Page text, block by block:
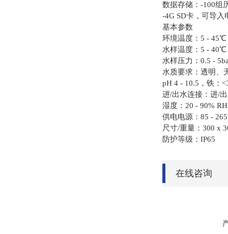
数据存储：-100组
-4G SD卡，可导
基本参数
环境温度：5 - 45℃
水样温度：5 - 40℃
水样压力：0.5 -
水质要求：透明、
pH 4 - 10.5，铁：
进/出水连接：进/
湿度：20 - 90%
供电电源：85 -
尺寸/重量：300 x
防护等级：IP65
在线咨询